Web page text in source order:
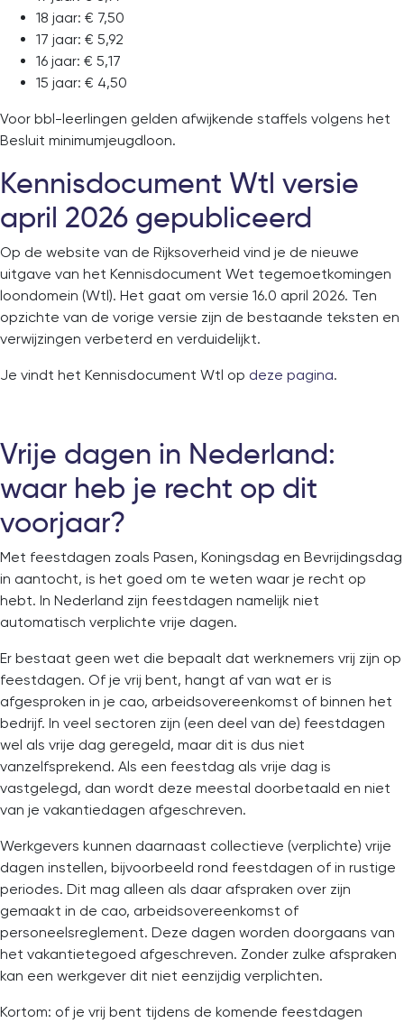
18 jaar: € 7,50
17 jaar: € 5,92
16 jaar: € 5,17
15 jaar: € 4,50
Voor bbl-leerlingen gelden afwijkende staffels volgens het
Besluit minimumjeugdloon.
Kennisdocument Wtl versie
april 2026 gepubliceerd
Op de website van de Rijksoverheid vind je de nieuwe
uitgave van het Kennisdocument Wet tegemoetkomingen
loondomein (Wtl). Het gaat om versie 16.0 april 2026. Ten
opzichte van de vorige versie zijn de bestaande teksten en
verwijzingen verbeterd en verduidelijkt.
Je vindt het Kennisdocument Wtl op deze pagina.
Vrije dagen in Nederland:
waar heb je recht op dit
voorjaar?
Met feestdagen zoals Pasen, Koningsdag en Bevrijdingsdag
in aantocht, is het goed om te weten waar je recht op
hebt. In Nederland zijn feestdagen namelijk niet
automatisch verplichte vrije dagen.
Er bestaat geen wet die bepaalt dat werknemers vrij zijn op
feestdagen. Of je vrij bent, hangt af van wat er is
afgesproken in je cao, arbeidsovereenkomst of binnen het
bedrijf. In veel sectoren zijn (een deel van de) feestdagen
wel als vrije dag geregeld, maar dit is dus niet
vanzelfsprekend. Als een feestdag als vrije dag is
vastgelegd, dan wordt deze meestal doorbetaald en niet
van je vakantiedagen afgeschreven.
Werkgevers kunnen daarnaast collectieve (verplichte) vrije
dagen instellen, bijvoorbeeld rond feestdagen of in rustige
periodes. Dit mag alleen als daar afspraken over zijn
gemaakt in de cao, arbeidsovereenkomst of
personeelsreglement. Deze dagen worden doorgaans van
het vakantietegoed afgeschreven. Zonder zulke afspraken
kan een werkgever dit niet eenzijdig verplichten.
Kortom: of je vrij bent tijdens de komende feestdagen